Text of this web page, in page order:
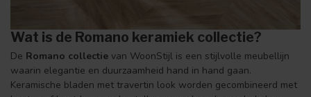
Wat is de Romano keramiek collectie?
De Romano collectie van WoonStijl is een stijlvolle meubellijn
waarin elegantie en duurzaamheid hand in hand gaan.
Keramische bladen met travertin look worden gecombineerd met